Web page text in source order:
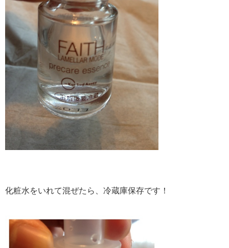
化粧水をいれて混ぜたら、冷蔵庫保存です！